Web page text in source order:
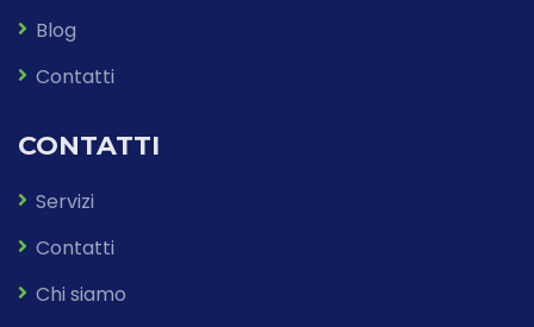
Blog
Contatti
CONTATTI
Servizi
Contatti
Chi siamo